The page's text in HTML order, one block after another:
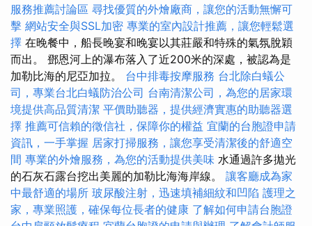
服務推薦討論區 尋找優質的外燴廠商，讓您的活動無懈可
擊 網站安全與SSL加密 專業的室內設計推薦，讓您輕鬆選
擇 在晚餐中，船長晚宴和晚宴以其莊嚴和特殊的氣氛脫穎
而出。 鄧恩河上的瀑布落入了近200米的深處，被認為是
加勒比海的尼亞加拉。 台中排毒按摩服務 台北除白蟻公
司，專業台北白蟻防治公司 台南清潔公司，為您的居家環
境提供高品質清潔 平價助聽器，提供經濟實惠的助聽器選
擇 推薦可信賴的徵信社，保障你的權益 宜蘭的台胞證申請
資訊，一手掌握 居家打掃服務，讓您享受清潔後的舒適空
間 專業的外燴服務，為您的活動提供美味 水通過許多拋光
的石灰石露台挖出美麗的加勒比海海岸線。 讓客廳成為家
中最舒適的場所 玻尿酸注射，迅速填補細紋和凹陷 護理之
家，專業照護，確保每位長者的健康 了解如何申請台胞證